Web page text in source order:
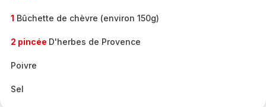
1 Bûchette de chèvre (environ 150g)
2 pincée D'herbes de Provence
Poivre
Sel